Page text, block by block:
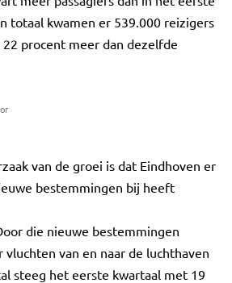
totaal kwamen er 539.000 reizigers
procent meer dan dezelfde
van de groei is dat Eindhoven er
bestemmingen bij heeft
die nieuwe bestemmingen
van en naar de luchthaven
steeg het eerste kwartaal met 19